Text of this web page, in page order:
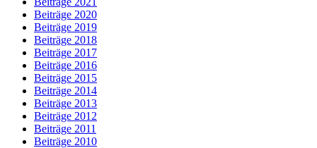
Beiträge 2020
Beiträge 2019
Beiträge 2018
Beiträge 2017
Beiträge 2016
Beiträge 2015
Beiträge 2014
Beiträge 2013
Beiträge 2012
Beiträge 2011
Beiträge 2010